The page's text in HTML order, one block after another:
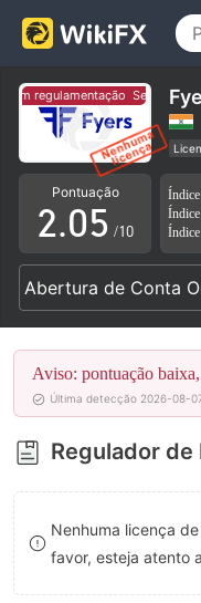
regulamentação Sem
Pontuação
0
1
2
3
4
5
6
7
8
9
.0
1
2
3
4
5
6
7
8
1
2
3
4
5
6
7
8
9
/10
Abertura de Conta
Aviso: pontuação
Última detecção 2026-08-
Regulador de
Nenhuma licença
favor, esteja atento